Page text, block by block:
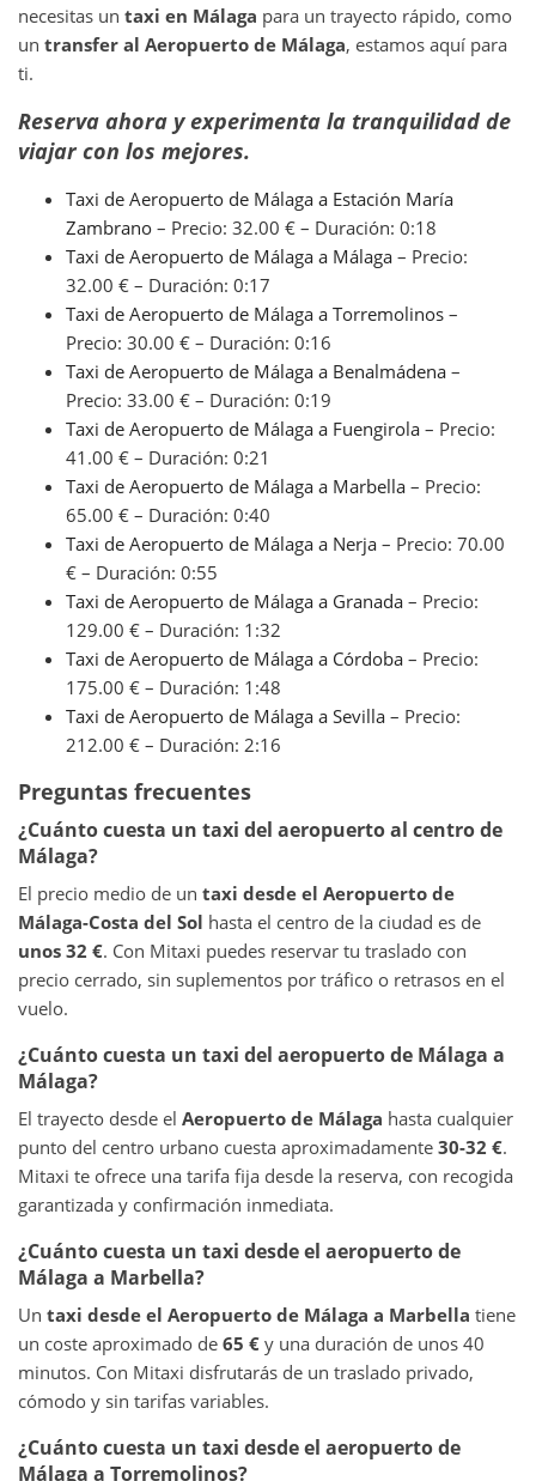
necesitas un taxi en Málaga para un trayecto rápido, como
un transfer al Aeropuerto de Málaga, estamos aquí para
ti.
Reserva ahora y experimenta la tranquilidad de
viajar con los mejores.
Taxi de Aeropuerto de Málaga a Estación María
Zambrano – Precio: 32.00 € – Duración: 0:18
Taxi de Aeropuerto de Málaga a Málaga – Precio:
32.00 € – Duración: 0:17
Taxi de Aeropuerto de Málaga a Torremolinos –
Precio: 30.00 € – Duración: 0:16
Taxi de Aeropuerto de Málaga a Benalmádena –
Precio: 33.00 € – Duración: 0:19
Taxi de Aeropuerto de Málaga a Fuengirola – Precio:
41.00 € – Duración: 0:21
Taxi de Aeropuerto de Málaga a Marbella – Precio:
65.00 € – Duración: 0:40
Taxi de Aeropuerto de Málaga a Nerja – Precio: 70.00
€ – Duración: 0:55
Taxi de Aeropuerto de Málaga a Granada – Precio:
129.00 € – Duración: 1:32
Taxi de Aeropuerto de Málaga a Córdoba – Precio:
175.00 € – Duración: 1:48
Taxi de Aeropuerto de Málaga a Sevilla – Precio:
212.00 € – Duración: 2:16
Preguntas frecuentes
¿Cuánto cuesta un taxi del aeropuerto al centro de
Málaga?
El precio medio de un taxi desde el Aeropuerto de
Málaga-Costa del Sol hasta el centro de la ciudad es de
unos 32 €. Con Mitaxi puedes reservar tu traslado con
precio cerrado, sin suplementos por tráfico o retrasos en el
vuelo.
¿Cuánto cuesta un taxi del aeropuerto de Málaga a
Málaga?
El trayecto desde el Aeropuerto de Málaga hasta cualquier
punto del centro urbano cuesta aproximadamente 30-32 €.
Mitaxi te ofrece una tarifa fija desde la reserva, con recogida
garantizada y confirmación inmediata.
¿Cuánto cuesta un taxi desde el aeropuerto de
Málaga a Marbella?
Un taxi desde el Aeropuerto de Málaga a Marbella tiene
un coste aproximado de 65 € y una duración de unos 40
minutos. Con Mitaxi disfrutarás de un traslado privado,
cómodo y sin tarifas variables.
¿Cuánto cuesta un taxi desde el aeropuerto de
Málaga a Torremolinos?